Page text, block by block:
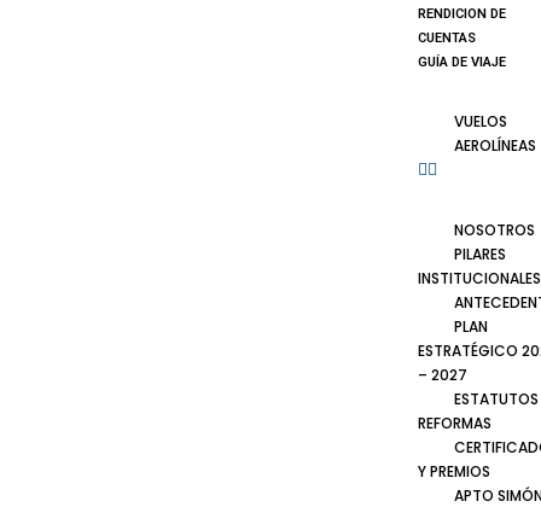
RENDICION DE
CUENTAS
GUÍA DE VIAJE
VUELOS
AEROLÍNEAS
NOSOTROS
PILARES
INSTITUCIONALES
PLAN
ESTRATÉGICO
– 2027
ESTATUTOS
REFORMAS
Y PREMIOS
APTO